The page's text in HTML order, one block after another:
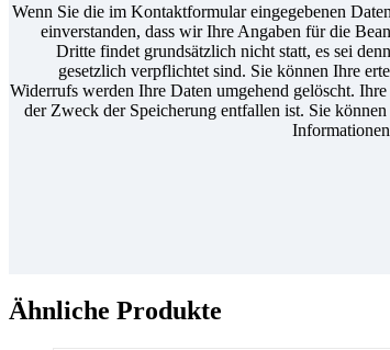
Wenn Sie die im Kontaktformular eingegebenen
einverstanden, dass wir Ihre Angaben für die
Dritte findet grundsätzlich nicht statt, es sei
gesetzlich verpflichtet sind. Sie können Ihre
Widerrufs werden Ihre Daten umgehend gelöscht.
der Zweck der Speicherung entfallen ist. Sie
Ähnliche Produkte